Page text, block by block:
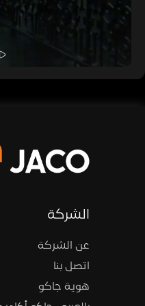
الشركة
عن الشركة
اتصل بنا
هوية جاكو